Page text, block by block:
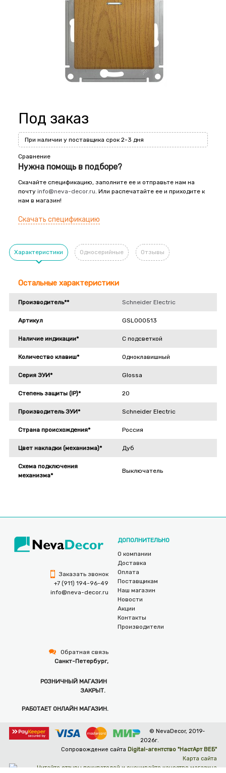
Под заказ
При наличии у поставщика срок 2-3 дня
Сравнение
Нужна помощь в подборе?
Скачайте спецификацию, заполните ее и отправьте нам на
почту info@neva-decor.ru . Или распечатайте ее и приходите к
нам в магазин!
Скачать спецификацию
Характеристики Односерийные Отзывы
Остальные характеристики
Производитель** Schneider Electric
Артикул GSL000513
Наличие индикации* С подсветкой
Количество клавиш* Одноклавишный
Серия ЭУИ* Glossa
Степень защиты (IP)* 20
Производитель ЭУИ* Schneider Electric
Страна происхождения* Россия
Цвет накладки (механизма)* Дуб
Схема подключения
механизма*
Выключатель
Заказать звонок
+7 (911) 194-96-49
info@neva-decor.ru
Обратная связь
Санкт-Петербург,
РОЗНИЧНЫЙ МАГАЗИН
ЗАКРЫТ.
РАБОТАЕТ ОНЛАЙН МАГАЗИН.
ДОПОЛНИТЕЛЬНО
О компании
Доставка
Оплата
Поставщикам
Наш магазин
Новости
Акции
Контакты
Производители
© NevaDecor, 2019-
2026г.
Сопровождение сайта Digital-агентство "НастАрт ВЕБ"
Карта сайта